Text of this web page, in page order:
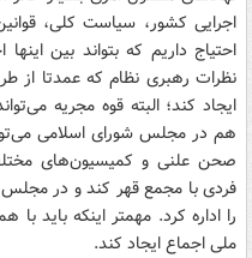
اجرایی کشور، سیاست کلی،
احتیاج داریم که بتواند بین
نظرات رهبری نظام که عمدتا از
ایجاد کند؛ البته قوه مجریه
هم در مجلس شورای اسلامی
صحن علنی و کمیسیون‌های
فردی با مجمع قهر کند و در
را اداره کرد. مهمتر اینکه باید
ملی اجماع ایجاد کند.